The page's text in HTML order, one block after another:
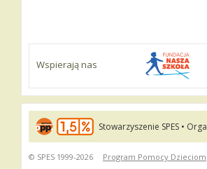
Wspierają nas
Stowarzyszenie SPES •
© SPES 1999-2026 Program Pomocy Dzieciom